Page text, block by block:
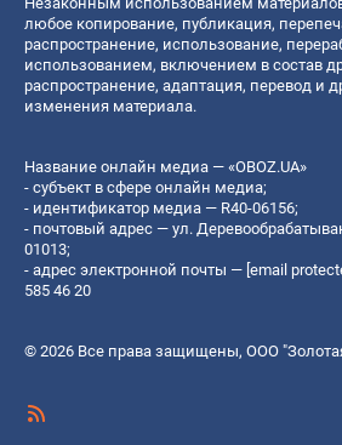
любое копирование, публикация,
распространение, использование,
использованием, включением в состав
распространение, адаптация, перевод и
изменения материала.
Название онлайн медиа — «OBOZ.UA»
- субъект в сфере онлайн медиа;
- идентификатор медиа — R40-06156;
- почтовый адрес — ул.
01013;
- адрес электронной почты — [email
585 46 20
© 2026 Все права защищены, ООО